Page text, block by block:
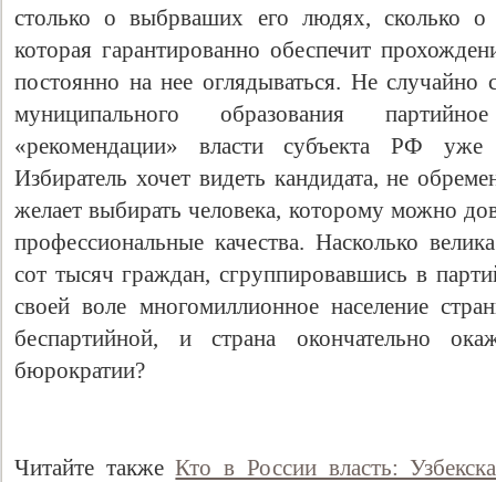
столько о выбрваших его людях, сколько
которая гарантированно обеспечит
постоянно на нее оглядываться. Не случайно
муниципального образования
«рекомендации» власти субъекта РФ уже
Избиратель хочет видеть кандидата, не
желает выбирать человека, которому можно
профессиональные качества. Насколько
сот тысяч граждан, сгруппировавшись в
своей воле многомиллионное население
беспартийной, и страна окончательно
бюрократии?
Читайте такжеКто в России власть: